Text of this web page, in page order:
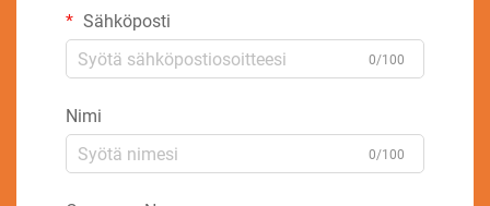
Sähköposti
0/100
Nimi
0/100